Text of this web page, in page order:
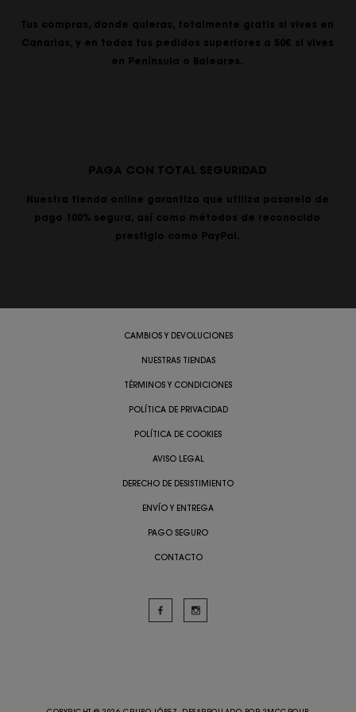
Tus compras, donde quieras, totalmente gratis si vives en
Canarias, y en todos tus pedidos superiores a 50€ si vives
en Península o Baleares.
PAGA CON TOTAL SEGURIDAD
Nuestra tienda online garantiza que utiliza pasarela de
pago 100% segura, así como métodos de reconocido
prestigio como PayPal.
CAMBIOS Y DEVOLUCIONES
NUESTRAS TIENDAS
TÉRMINOS Y CONDICIONES
POLÍTICA DE PRIVACIDAD
POLÍTICA DE COOKIES
AVISO LEGAL
DERECHO DE DESISTIMIENTO
ENVÍO Y ENTREGA
PAGO SEGURO
CONTACTO